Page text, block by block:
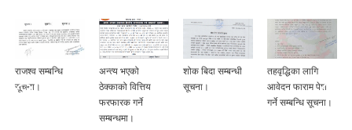
राजश्व सम्बन्धि
सूचना।
अन्त्य भएको
ठेक्काको वित्तिय
फरफारक गर्ने
सम्बन्धमा।
शोक बिदा सम्बन्धी
सूचना।
तहवृद्धिका लागि
आवेदन फाराम पेश
गर्ने सम्बन्धि सूचना।